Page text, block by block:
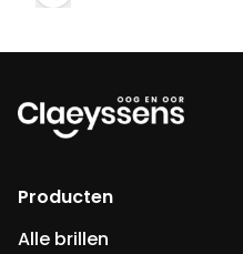
Producten
Alle brillen